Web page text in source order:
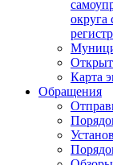
округа
Карта
Обращения